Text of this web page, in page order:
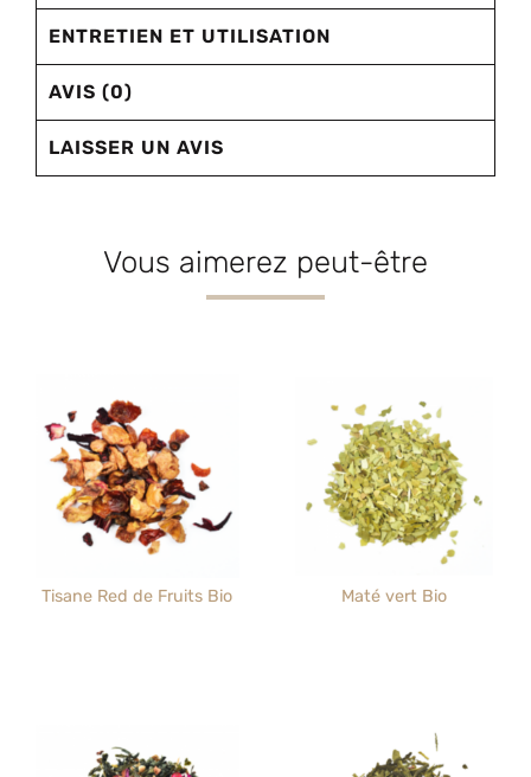
ENTRETIEN ET UTILISATION
AVIS (0)
LAISSER UN AVIS
Vous aimerez peut-être
Tisane Red de Fruits Bio Maté vert Bio